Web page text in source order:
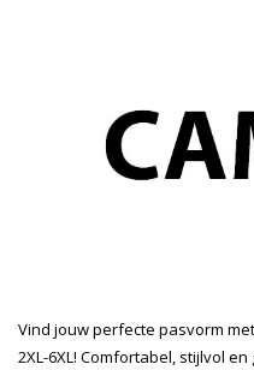
Vind jouw perfecte pasvorm
2XL-6XL! Comfortabel, stijlvol